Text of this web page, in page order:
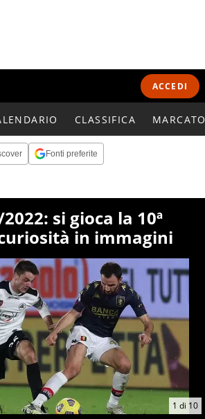
ACCEDI
CLASSIFICA
Fonti preferite
si gioca la 10ª
in immagini
1 di 10